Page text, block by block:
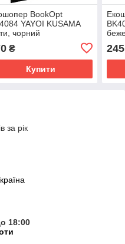
BookOpt
YAYOI KUSAMA
чорний
₴
Купити
245
за рік
18:00